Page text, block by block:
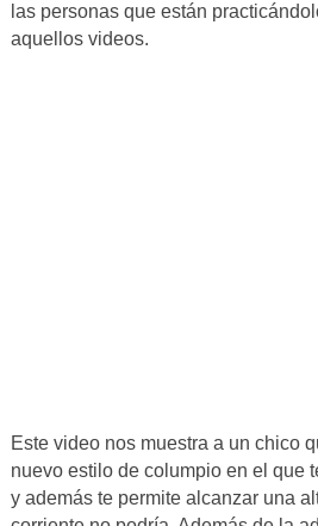
las personas que están
aquellos videos.
Este video nos muestra a un chico
nuevo estilo de columpio en el que
y además te permite alcanzar una